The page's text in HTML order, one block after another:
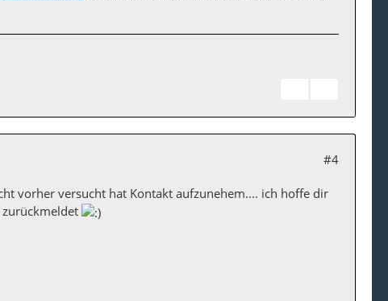
#4
vorher versucht hat Kontakt aufzunehem.... ich hoffe dir